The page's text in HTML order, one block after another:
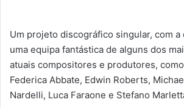
Um projeto discográfico singular, com a
uma equipa fantástica de alguns dos
atuais compositores e produtores,
Federica Abbate, Edwin Roberts,
Nardelli, Luca Faraone e Stefano